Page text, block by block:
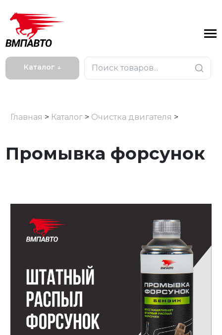
Каталог ↓
Личный кабинет
Главная > Каталог > Очистка двигателя >
Промывка форсунок